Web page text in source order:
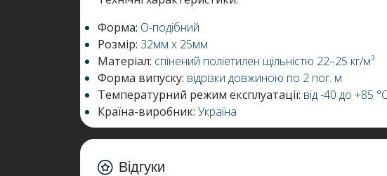
Форма: О-подібний
Розмір: 32мм х 25мм
Матеріал: спінений поліетилен щільністю 22–25 кг/м³
Форма випуску: відрізки довжиною по 2 пог. м
Температурний режим експлуатації: від -40 до +85
Країна-виробник: Україна
Відгуки